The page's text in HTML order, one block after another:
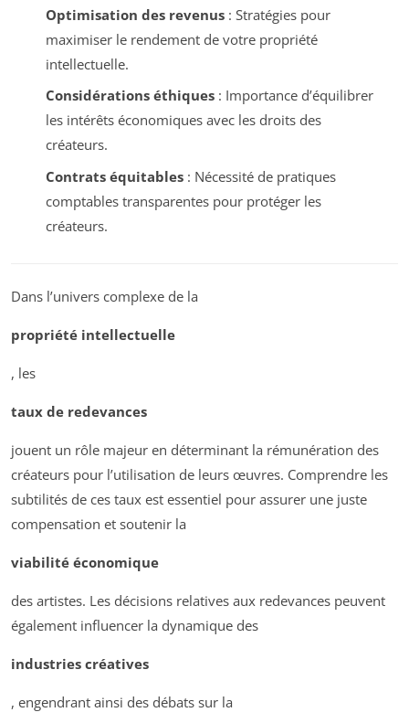
Optimisation des revenus: Stratégies pour
maximiser le rendement de votre propriété
intellectuelle.
Considérations éthiques: Importance d’équilibrer
les intérêts économiques avec les droits des
créateurs.
Contrats équitables: Nécessité de pratiques
comptables transparentes pour protéger les
créateurs.
Dans l’univers complexe de la
propriété intellectuelle
, les
taux de redevances
jouent un rôle majeur en déterminant la rémunération des
créateurs pour l’utilisation de leurs œuvres. Comprendre les
subtilités de ces taux est essentiel pour assurer une juste
compensation et soutenir la
viabilité économique
des artistes. Les décisions relatives aux redevances peuvent
également influencer la dynamique des
industries créatives
, engendrant ainsi des débats sur la